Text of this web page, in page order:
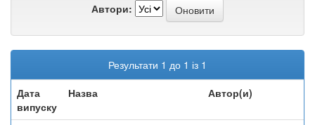
Автори:
Результати 1 до 1 із 1
Дата
випуску
Назва Автор(и)